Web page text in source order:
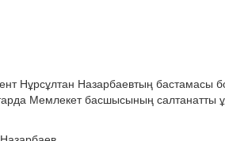
Нұрсұлтан Назарбаевтың бастамасы
Мемлекет басшысының салтанатты